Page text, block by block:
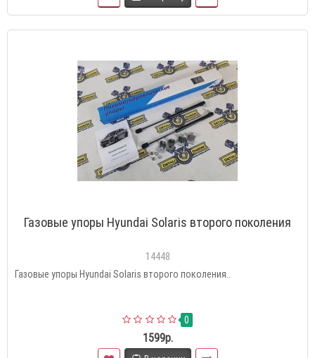
Газовые упоры Hyundai Solaris второго поколения
14448
Газовые упоры Hyundai Solaris второго поколения..
0
1599р.